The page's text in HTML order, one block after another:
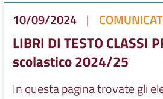
10/09/2024 |
LIBRI DI TESTO CLASSI
scolastico 2024/25
In questa pagina trovate gli